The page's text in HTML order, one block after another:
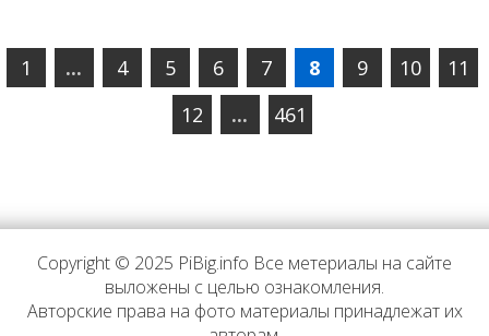
1 ... 4 5 6 7 8 9 10
11
12
... 461
Copyright © 2025 PiBig.info Все метериалы на сайте
выложены с целью ознакомления.
Авторские права на фото материалы принадлежат их